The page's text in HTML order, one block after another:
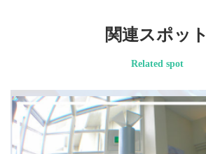
関連スポット
Related spot